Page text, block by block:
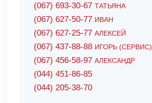
(067) 693-30-67 ТАТЬЯНА
(067) 627-50-77 ИВАН
(067) 627-25-77 АЛЕКСЕЙ
(067) 437-88-88 ИГОРЬ (СЕРВИС)
(067) 456-58-97 АЛЕКСАНДР
(044) 451-86-85
(044) 205-38-70